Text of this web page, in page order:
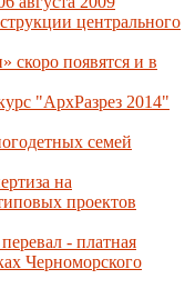
центрального
скоро появятся и в
"АрхРазрез 2014"
семей
на
проектов
- платная
Черноморского